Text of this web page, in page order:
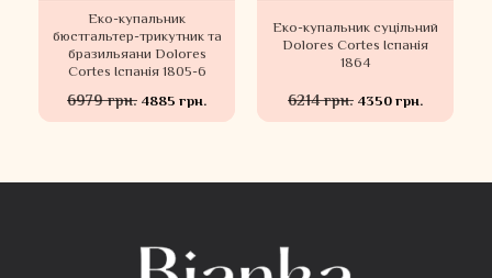
Еко-купальник
бюстгальтер-трикутник та
бразильяани Dolores
Cortes Іспанія 1805-6
6979 грн. 4885 грн.
Еко-купальник суцільний
Dolores Cortes Іспанія
1864
6214 грн. 4350 грн.